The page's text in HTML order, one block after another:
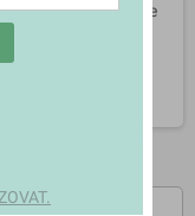
zobrazí, hned jak je